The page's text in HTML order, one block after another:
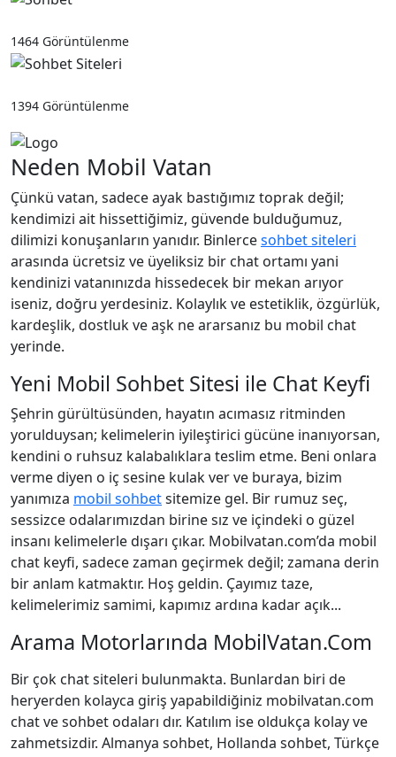
1464 Görüntülenme
1394 Görüntülenme
Neden Mobil Vatan
Çünkü vatan, sadece ayak bastığımız toprak değil;
kendimizi ait hissettiğimiz, güvende bulduğumuz,
dilimizi konuşanların yanıdır. Binlercesohbet siteleri
arasında ücretsiz ve üyeliksiz bir chat ortamı yani
kendinizi vatanınızda hissedecek bir mekan arıyor
iseniz, doğru yerdesiniz. Kolaylık ve estetiklik, özgürlük,
kardeşlik, dostluk ve aşk ne ararsanız bu mobil chat
yerinde.
Yeni Mobil Sohbet Sitesi ile Chat Keyfi
Şehrin gürültüsünden, hayatın acımasız ritminden
yorulduysan; kelimelerin iyileştirici gücüne inanıyorsan,
kendini o ruhsuz kalabalıklara teslim etme. Beni onlara
verme diyen o iç sesine kulak ver ve buraya, bizim
yanımıza mobil sohbetsitemize gel. Bir rumuz seç,
sessizce odalarımızdan birine sız ve içindeki o güzel
insanı kelimelerle dışarı çıkar. Mobilvatan.com’da mobil
chat keyfi, sadece zaman geçirmek değil; zamana derin
bir anlam katmaktır. Hoş geldin. Çayımız taze,
kelimelerimiz samimi, kapımız ardına kadar açık...
Arama Motorlarında MobilVatan.Com
Bir çok chat siteleri bulunmakta. Bunlardan biri de
heryerden kolayca giriş yapabildiğiniz mobilvatan.com
chat ve sohbet odaları dır. Katılım ise oldukça kolay ve
zahmetsizdir. Almanya sohbet, Hollanda sohbet, Türkçe